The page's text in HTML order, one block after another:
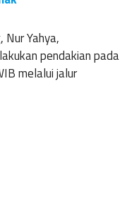
Nur Yahya,
pendakian pada
melalui jalur